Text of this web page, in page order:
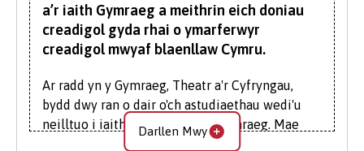
a’r iaith Gymraeg a meithrin eich doniau
creadigol gyda rhai o ymarferwyr
creadigol mwyaf blaenllaw Cymru.
Ar radd yn y Gymraeg, Theatr a'r Cyfryngau,
bydd dwy ran o dair o'ch astudiaethau wedi'u
neilltuo i iaith a llenyddiaeth Gymraeg. Mae
gweddill eich gradd yn canolbwyntio ar
Darllen Mwy